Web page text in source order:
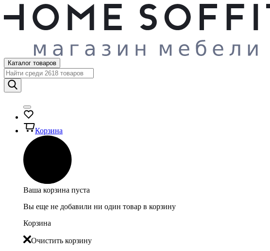
Каталог товаров
Корзина
Ваша корзина пуста
Вы еще не добавили ни один товар в корзину
Корзина
Очистить корзину